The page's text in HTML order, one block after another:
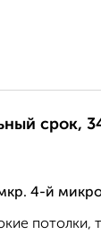
срок,
4-й